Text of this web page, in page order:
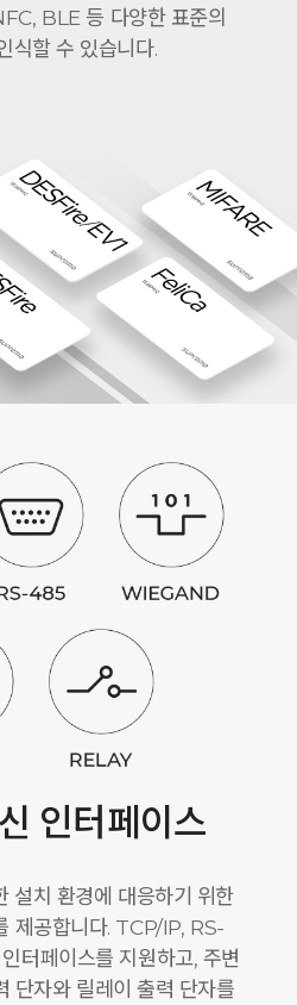
BLE 등 다양한 표준의
식할 수 있습니다.
인터페이스
치 환경에 대응하기 위한
제공합니다. TCP/IP, RS-
터페이스를 지원하고, 주변
단자와 릴레이 출력 단자를